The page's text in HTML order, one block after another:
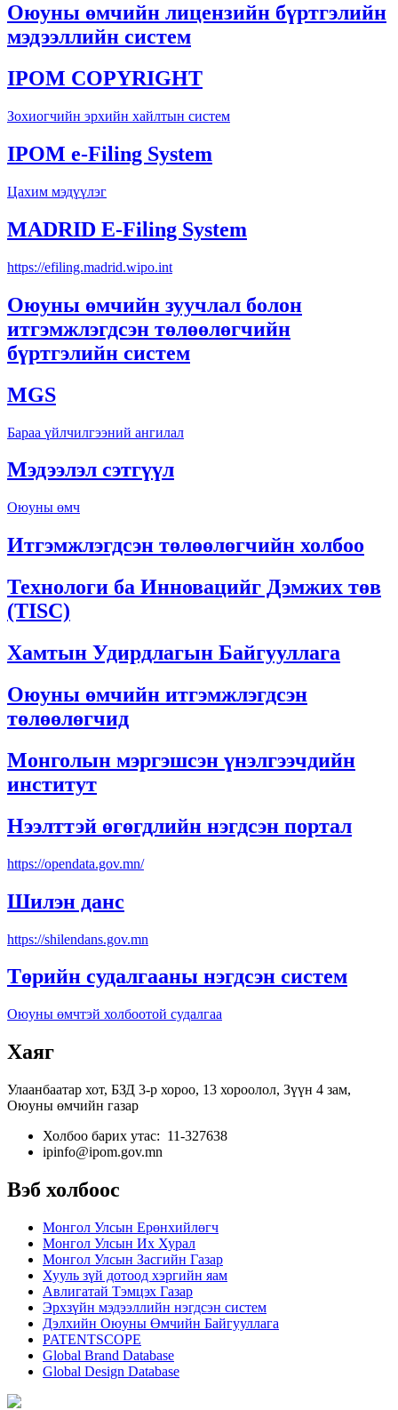
Оюуны өмчийн лицензийн бүртгэлийн
мэдээллийн систем
IPOM COPYRIGHT
Зохиогчийн эрхийн хайлтын систем
IPOM e-Filing System
Цахим мэдүүлэг
MADRID E-Filing System
https://efiling.madrid.wipo.int
Оюуны өмчийн зуучлал болон
итгэмжлэгдсэн төлөөлөгчийн
бүртгэлийн систем
MGS
Бараа үйлчилгээний ангилал
Мэдээлэл сэтгүүл
Оюуны өмч
Итгэмжлэгдсэн төлөөлөгчийн холбоо
Технологи ба Инновацийг Дэмжих төв
(TISC)
Хамтын Удирдлагын Байгууллага
Оюуны өмчийн итгэмжлэгдсэн
төлөөлөгчид
Монголын мэргэшсэн үнэлгээчдийн
институт
Нээлттэй өгөгдлийн нэгдсэн портал
https://opendata.gov.mn/
Шилэн данс
https://shilendans.gov.mn
Төрийн судалгааны нэгдсэн систем
Оюуны өмчтэй холбоотой судалгаа
Хаяг
Улаанбаатар хот, БЗД 3-р хороо, 13 хороолол, Зүүн 4 зам,
Оюуны өмчийн газар
Холбоо барих утас: 11-327638
ipinfo@ipom.gov.mn
Вэб холбоос
Монгол Улсын Ерөнхийлөгч
Монгол Улсын Их Хурал
Монгол Улсын Засгийн Газар
Хууль зүй дотоод хэргийн яам
Авлигатай Тэмцэх Газар
Эрхзүйн мэдээллийн нэгдсэн систем
Дэлхийн Оюуны Өмчийн Байгууллага
PATENTSCOPE
Global Brand Database
Global Design Database